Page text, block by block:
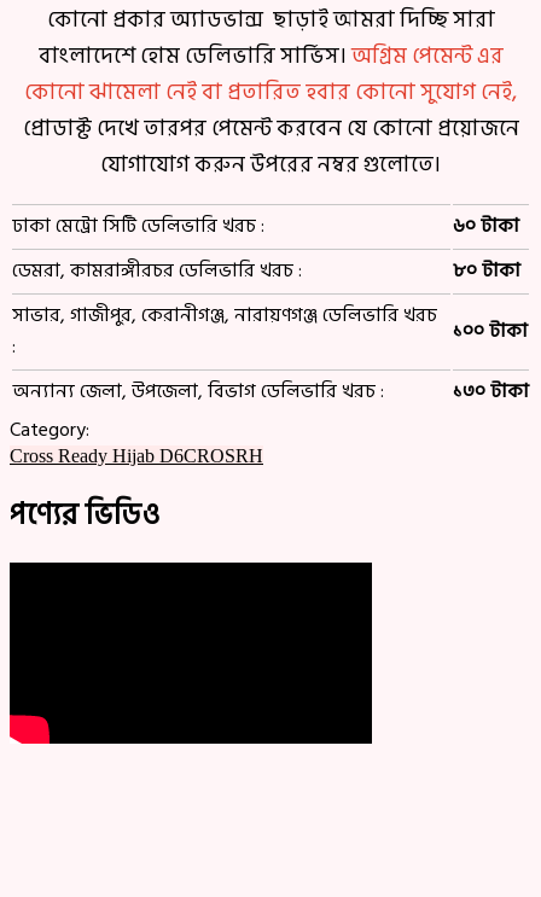
কোনো প্রকার অ্যাডভান্স ছাড়াই আমরা দিচ্ছি সারা
বাংলাদেশে হোম ডেলিভারি সার্ভিস।অগ্রিম পেমেন্ট এর
কোনো ঝামেলা নেই বা প্রতারিত হবার কোনো সুযোগ নেই,
প্রোডাক্ট দেখে তারপর পেমেন্ট করবেন যে কোনো প্রয়োজনে
যোগাযোগ করুন উপরের নম্বর গুলোতে।
ঢাকা মেট্রো সিটি ডেলিভারি খরচ :
৬০ টাকা
ডেমরা, কামরাঙ্গীরচর ডেলিভারি খরচ :
৮০ টাকা
সাভার, গাজীপুর, কেরানীগঞ্জ, নারায়ণগঞ্জ ডেলিভারি খরচ
:
১০০ টাকা
অন্যান্য জেলা, উপজেলা, বিভাগ ডেলিভারি খরচ :
১৩০ টাকা
Category:
Cross Ready Hijab D6CROSRH
পণ্যের ভিডিও